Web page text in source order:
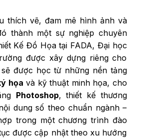
thích vẽ, đam mê hình ảnh và
thành một sự nghiệp chuyên
Kế Đồ Họa tại FADA, Đại học
được xây dựng riêng cho
được học từ những nền tảng
họa và kỹ thuật minh họa, cho
Photoshop, thiết kế thương
dung số theo chuẩn ngành –
trong một chương trình đào
được cập nhật theo xu hướng